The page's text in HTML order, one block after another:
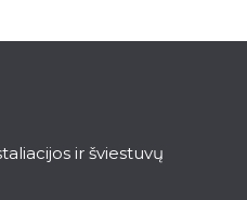
ir šviestuvų